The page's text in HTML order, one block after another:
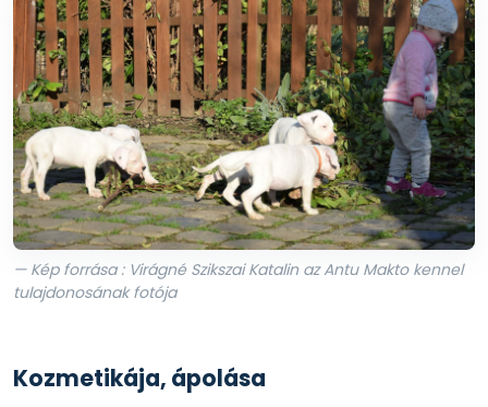
— Kép forrása : Virágné Szikszai Katalin az Antu Makto kennel
tulajdonosának fotója
Kozmetikája, ápolása